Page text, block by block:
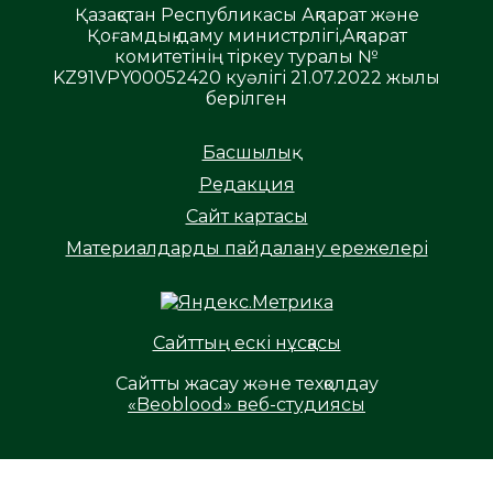
Қазақстан Республикасы Ақпарат және
Қоғамдық даму министрлігі,Ақпарат
комитетінің тіркеу туралы №
KZ91VPY00052420 куәлігі 21.07.2022 жылы
берілген
Басшылық
Редакция
Сайт картасы
Материалдарды пайдалану ережелері
Сайттың ескі нұсқасы
Сайтты жасау және техқолдау
«Beoblood» веб-студиясы